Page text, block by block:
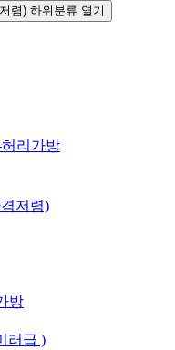
렴) 하위분류 열기
리가방
저렴)
방
러급 )